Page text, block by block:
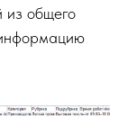
из общего